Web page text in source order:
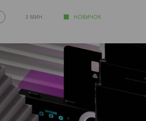
3 МИН. НОВИЧОК